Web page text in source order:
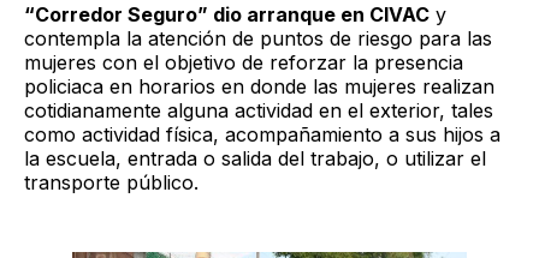
“Corredor Seguro” dio arranque en CIVAC y
contempla la atención de puntos de riesgo para las
mujeres con el objetivo de reforzar la presencia
policiaca en horarios en donde las mujeres realizan
cotidianamente alguna actividad en el exterior, tales
como actividad física, acompañamiento a sus hijos a
la escuela, entrada o salida del trabajo, o utilizar el
transporte público.